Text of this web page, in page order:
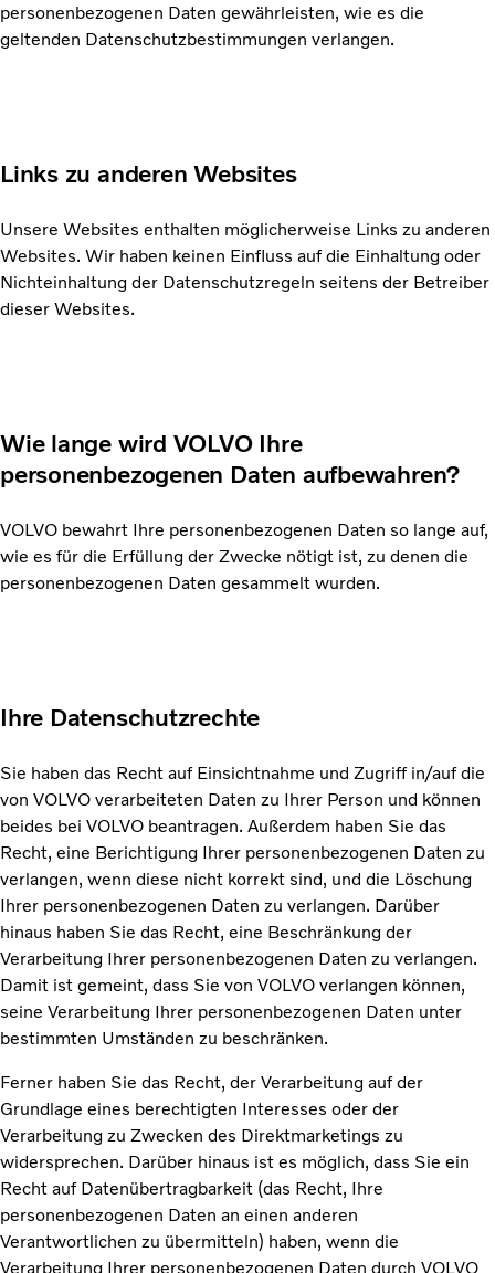
personenbezogenen Daten gewährleisten, wie es die
geltenden Datenschutzbestimmungen verlangen.
Links zu anderen Websites
Unsere Websites enthalten möglicherweise Links zu anderen
Websites. Wir haben keinen Einfluss auf die Einhaltung oder
Nichteinhaltung der Datenschutzregeln seitens der Betreiber
dieser Websites.
Wie lange wird VOLVO Ihre
personenbezogenen Daten aufbewahren?
VOLVO bewahrt Ihre personenbezogenen Daten so lange auf,
wie es für die Erfüllung der Zwecke nötigt ist, zu denen die
personenbezogenen Daten gesammelt wurden.
Ihre Datenschutzrechte
Sie haben das Recht auf Einsichtnahme und Zugriff in/auf die
von VOLVO verarbeiteten Daten zu Ihrer Person und können
beides bei VOLVO beantragen. Außerdem haben Sie das
Recht, eine Berichtigung Ihrer personenbezogenen Daten zu
verlangen, wenn diese nicht korrekt sind, und die Löschung
Ihrer personenbezogenen Daten zu verlangen. Darüber
hinaus haben Sie das Recht, eine Beschränkung der
Verarbeitung Ihrer personenbezogenen Daten zu verlangen.
Damit ist gemeint, dass Sie von VOLVO verlangen können,
seine Verarbeitung Ihrer personenbezogenen Daten unter
bestimmten Umständen zu beschränken.
Ferner haben Sie das Recht, der Verarbeitung auf der
Grundlage eines berechtigten Interesses oder der
Verarbeitung zu Zwecken des Direktmarketings zu
widersprechen. Darüber hinaus ist es möglich, dass Sie ein
Recht auf Datenübertragbarkeit (das Recht, Ihre
personenbezogenen Daten an einen anderen
Verantwortlichen zu übermitteln) haben, wenn die
Verarbeitung Ihrer personenbezogenen Daten durch VOLVO